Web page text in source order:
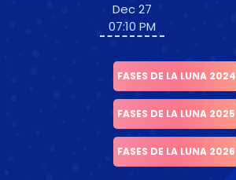
Dec 27
07:10 PM
FASES DE LA LUNA 2024
FASES DE LA LUNA 2025
FASES DE LA LUNA 2026